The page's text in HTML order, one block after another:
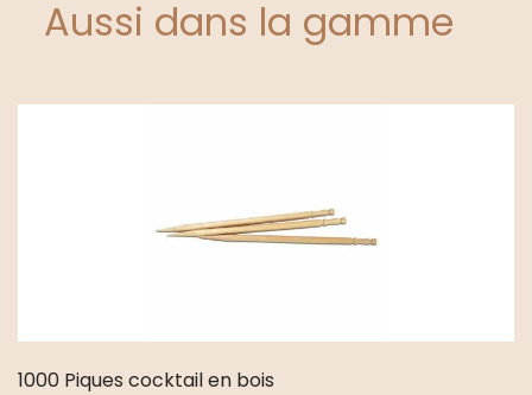
Aussi dans la gamme
1000 Piques cocktail en bois